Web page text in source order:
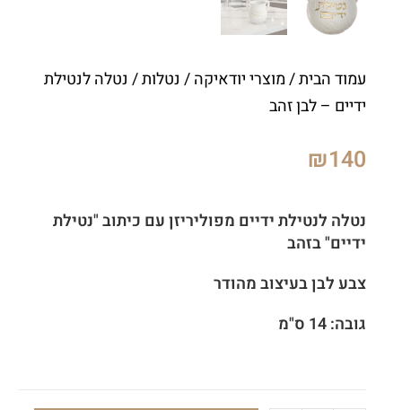
עמוד הבית/מוצרי יודאיקה/ נטלות/ נטלה לנטילת
ידיים – לבן זהב
₪140
נטלה לנטילת ידיים מפוליריזן עם כיתוב "נטילת
ידיים" בזהב
צבע לבן בעיצוב מהודר
גובה: 14 ס"מ